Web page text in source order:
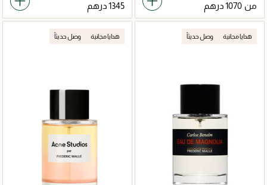
من
هدايا مجانية وصل حديثاً هدايا مجانية وصل حديثاً